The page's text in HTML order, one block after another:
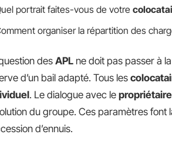
portrait faites-vous de votre
organiser la répartition des
desAPL ne doit pas passer à
d’un bail adapté. Tous les
. Le dialogue avec le propriétaire
du groupe. Ces paramètres
d’ennuis.